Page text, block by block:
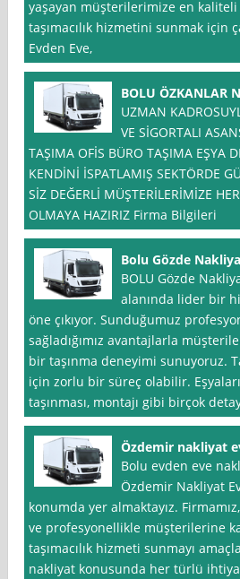
yaşayan müşterilerimize en
taşımacılık hizmetini sunmak için
Evden Eve,
BOLU ÖZKANLAR
UZMAN
VE SİGORTALI
TAŞIMA OFİS BÜRO TAŞIMA EŞYA
KENDİNİ İSPATLAMIŞ SEKTÖRDE
SİZ DEĞERLİ MÜŞTERİLERİMİZE
OLMAYA HAZIRIZ Firma Bilgileri
Bolu Gözde
BOLU Gözde
alanında lider bir
öne çıkıyor. Sunduğumuz
sağladığımız avantajlarla
bir taşınma deneyimi sunuyoruz.
için zorlu bir süreç olabilir.
taşınması, montajı gibi birçok
Özdemir nakliyat
Bolu evden eve
Özdemir Nakliyat
konumda yer almaktayız.
ve profesyonellikle müşterilerine
taşımacılık hizmeti sunmayı
nakliyat konusunda her türlü